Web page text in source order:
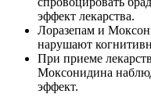
эффект лекарства.
Лоразепам и
нарушают
При приеме
Моксонидина
эффект.